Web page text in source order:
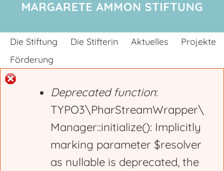
Die Stiftung Die Stifterin Aktuelles
Projekte
Förderung
Deprecated function:
TYPO3\PharStreamWrapper\
Manager::initialize(): Implicitly
marking parameter $resolver
as nullable is deprecated, the